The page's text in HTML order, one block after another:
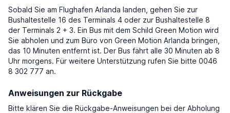
Sobald Sie am Flughafen Arlanda landen, gehen Sie zur
Bushaltestelle 16 des Terminals 4 oder zur Bushaltestelle 8
der Terminals 2 + 3. Ein Bus mit dem Schild Green Motion wird
Sie abholen und zum Büro von Green Motion Arlanda bringen,
das 10 Minuten entfernt ist. Der Bus fährt alle 30 Minuten ab 8
Uhr morgens. Für weitere Unterstützung rufen Sie bitte 0046
8 302 777 an.
Anweisungen zur Rückgabe
Bitte klären Sie die Rückgabe-Anweisungen bei der Abholung